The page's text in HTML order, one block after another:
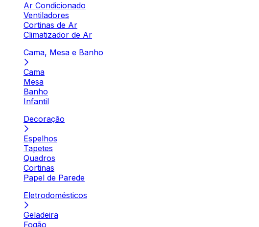
Ar Condicionado
Ventiladores
Cortinas de Ar
Climatizador de Ar
Cama, Mesa e Banho
Cama
Mesa
Banho
Infantil
Decoração
Espelhos
Tapetes
Quadros
Cortinas
Papel de Parede
Eletrodomésticos
Geladeira
Fogão